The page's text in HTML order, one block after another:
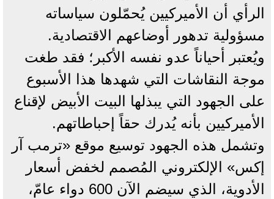
الرأي أن الأميركيين يُحمّلون سياساته
مسؤولية تدهور أوضاعهم الاقتصادية.
ويُعتبر أحياناً عدو نفسه الأكبر؛ فقد طغت
موجة النقاشات التي شهدها هذا الأسبوع
على الجهود التي يبذلها البيت الأبيض لإقناع
الأميركيين بأنه يُدرك حقاً إحباطاتهم.
وتشمل هذه الجهود توسيع موقع «ترمب آر
إكس» الإلكتروني المُصمم لخفض أسعار
الأدوية، الذي سيضم الآن 600 دواء عامّ،